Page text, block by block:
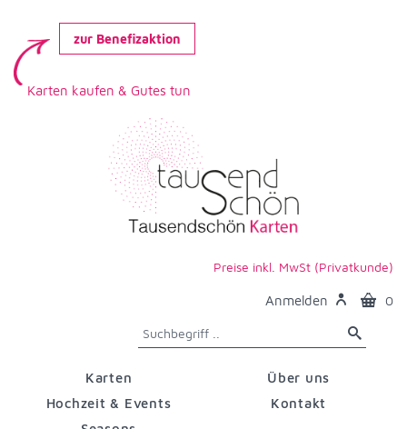
zur Benefizaktion
Karten kaufen & Gutes tun
Preise inkl. MwSt (Privatkunde)
Anmelden 0
Karten
Hochzeit & Events
Über uns
Kontakt